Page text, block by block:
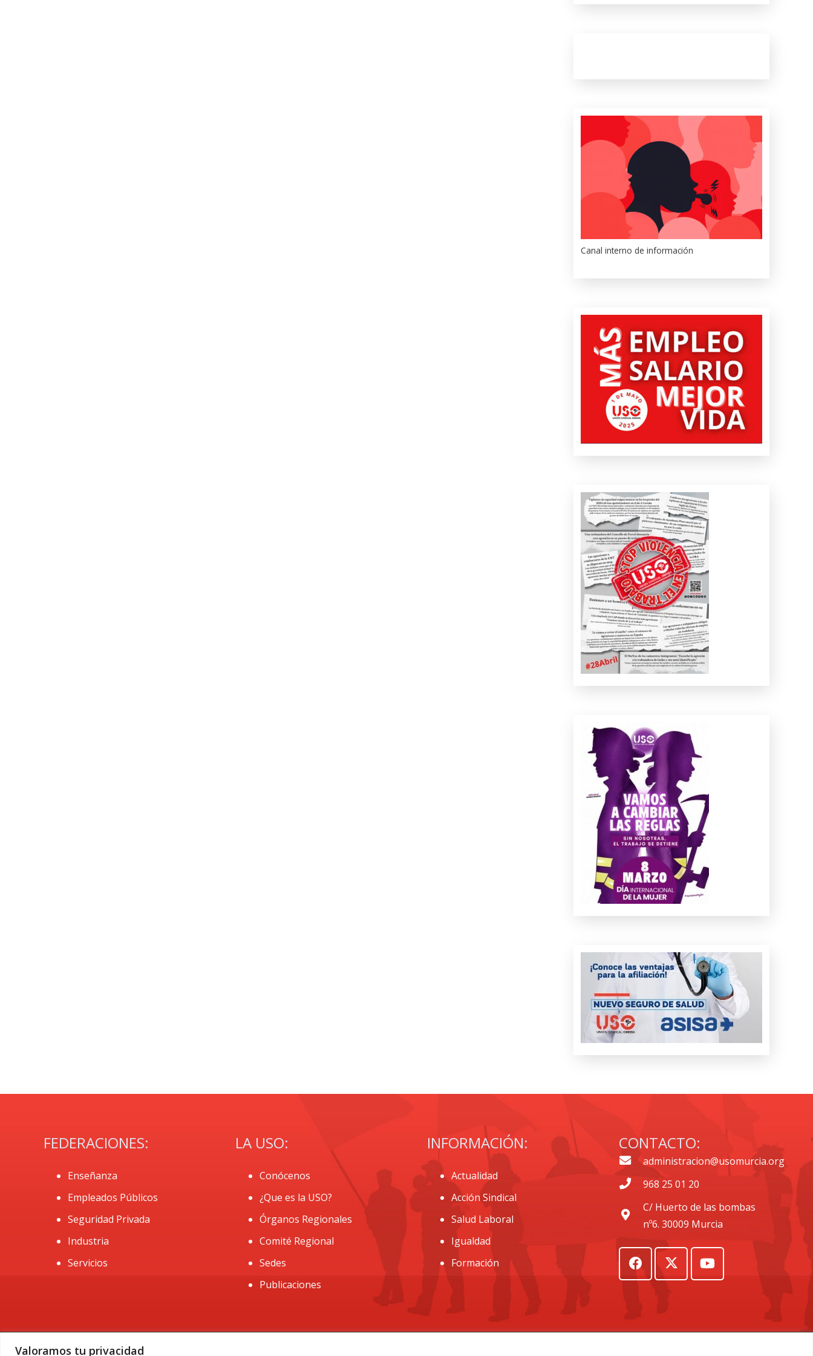
Valoramos tu privacidad
Canal interno de información
FEDERACIONES:
Enseñanza
Empleados Públicos
Seguridad Privada
Industria
Servicios
LA USO:
Conócenos
¿Que es la USO?
Órganos Regionales
Comité Regional
Sedes
Publicaciones
INFORMACIÓN:
Actualidad
Acción Sindical
Salud Laboral
Igualdad
Formación
CONTACTO:
administracion@usomurcia.org
968 25 01 20
C/ Huerto de las bombas
nº6. 30009 Murcia